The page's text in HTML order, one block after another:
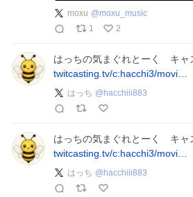
moxu @moxu_music
1
2
はっちの気まぐれとーく キャ
twitcasting.tv/c:hacchi3/movi…
はっち @ hacchiii883
はっちの気まぐれとーく キャ
twitcasting.tv/c:hacchi3/movi…
はっち @ hacchiii883